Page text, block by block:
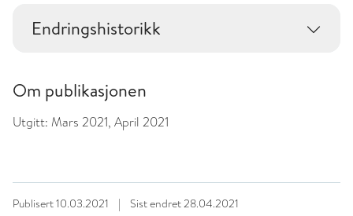
Endringshistorikk
Om publikasjonen
Utgitt: Mars 2021, April 2021
Publisert10.03.2021 | Sist endret28.04.2021